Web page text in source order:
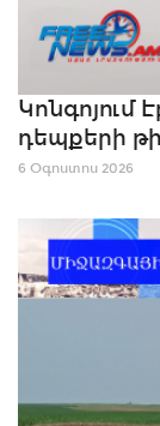
Կոնգոյում
դեպքերի
6 Օգոստոս 2026